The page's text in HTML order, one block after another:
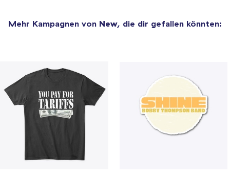
Mehr Kampagnen von New, die dir gefallen könnten: